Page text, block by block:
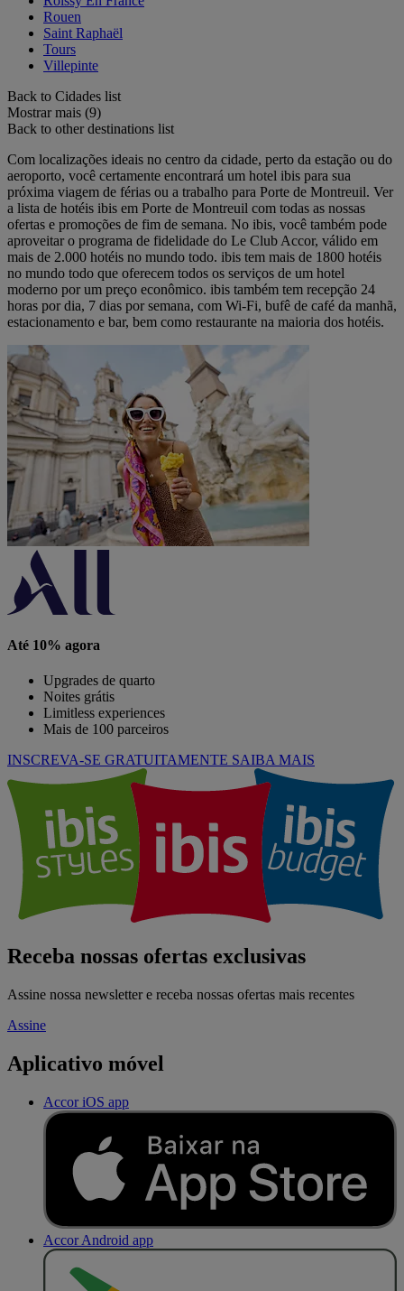
Rouen
Saint Raphaël
Tours
Villepinte
Back to Cidades list
Mostrar mais (9)
Back to other destinations list
Com localizações ideais no centro da cidade, perto da estação ou do
aeroporto, você certamente encontrará um hotel ibis para sua
próxima viagem de férias ou a trabalho para Porte de Montreuil. Ver
a lista de hotéis ibis em Porte de Montreuil com todas as nossas
ofertas e promoções de fim de semana. No ibis, você também pode
aproveitar o programa de fidelidade do Le Club Accor, válido em
mais de 2.000 hotéis no mundo todo. ibis tem mais de 1800 hotéis
no mundo todo que oferecem todos os serviços de um hotel
moderno por um preço econômico. ibis também tem recepção 24
horas por dia, 7 dias por semana, com Wi-Fi, bufê de café da manhã,
estacionamento e bar, bem como restaurante na maioria dos hotéis.
Até 10% agora
Upgrades de quarto
Noites grátis
Limitless experiences
Mais de 100 parceiros
INSCREVA-SE GRATUITAMENTE SAIBA MAIS
Receba nossas ofertas exclusivas
Assine nossa newsletter e receba nossas ofertas mais recentes
Assine
Aplicativo móvel
Accor iOS app
Accor Android app